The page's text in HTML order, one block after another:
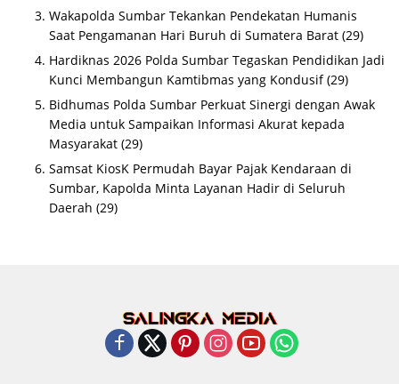
Wakapolda Sumbar Tekankan Pendekatan Humanis
Saat Pengamanan Hari Buruh di Sumatera Barat (29)
Hardiknas 2026 Polda Sumbar Tegaskan Pendidikan Jadi
Kunci Membangun Kamtibmas yang Kondusif (29)
Bidhumas Polda Sumbar Perkuat Sinergi dengan Awak
Media untuk Sampaikan Informasi Akurat kepada
Masyarakat (29)
Samsat KiosK Permudah Bayar Pajak Kendaraan di
Sumbar, Kapolda Minta Layanan Hadir di Seluruh
Daerah (29)